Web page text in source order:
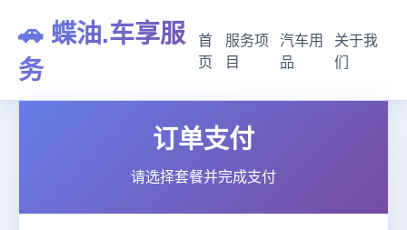
🚗 蝶油.车享服
务
首
页
服务项
目
汽车用
品
关于我
们
订单支付
请选择套餐并完成支付